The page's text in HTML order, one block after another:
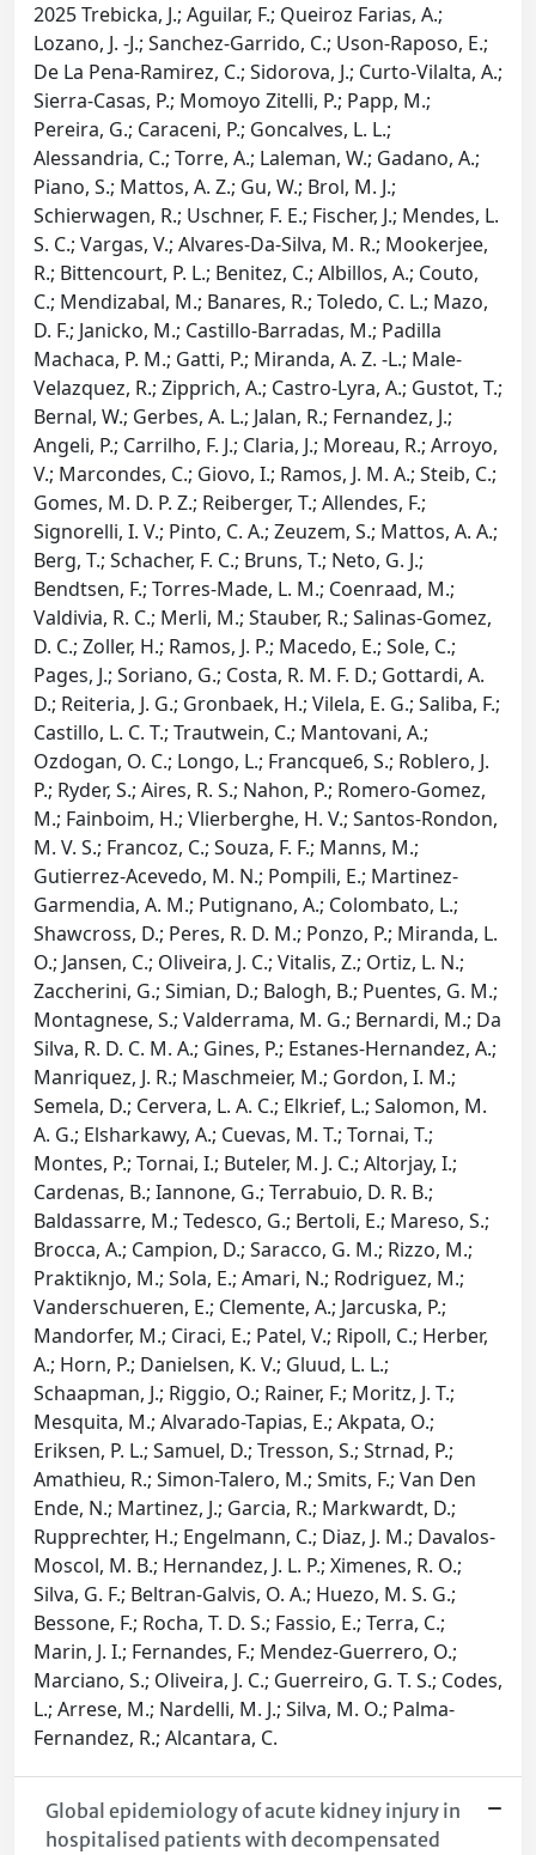
2025 Trebicka, J.; Aguilar, F.; Queiroz Farias, A.;
Lozano, J. -J.; Sanchez-Garrido, C.; Uson-Raposo, E.;
De La Pena-Ramirez, C.; Sidorova, J.; Curto-Vilalta, A.;
Sierra-Casas, P.; Momoyo Zitelli, P.; Papp, M.;
Pereira, G.; Caraceni, P.; Goncalves, L. L.;
Alessandria, C.; Torre, A.; Laleman, W.; Gadano, A.;
Piano, S.; Mattos, A. Z.; Gu, W.; Brol, M. J.;
Schierwagen, R.; Uschner, F. E.; Fischer, J.; Mendes, L.
S. C.; Vargas, V.; Alvares-Da-Silva, M. R.; Mookerjee,
R.; Bittencourt, P. L.; Benitez, C.; Albillos, A.; Couto,
C.; Mendizabal, M.; Banares, R.; Toledo, C. L.; Mazo,
D. F.; Janicko, M.; Castillo-Barradas, M.; Padilla
Machaca, P. M.; Gatti, P.; Miranda, A. Z. -L.; Male-
Velazquez, R.; Zipprich, A.; Castro-Lyra, A.; Gustot, T.;
Bernal, W.; Gerbes, A. L.; Jalan, R.; Fernandez, J.;
Angeli, P.; Carrilho, F. J.; Claria, J.; Moreau, R.; Arroyo,
V.; Marcondes, C.; Giovo, I.; Ramos, J. M. A.; Steib, C.;
Gomes, M. D. P. Z.; Reiberger, T.; Allendes, F.;
Signorelli, I. V.; Pinto, C. A.; Zeuzem, S.; Mattos, A. A.;
Berg, T.; Schacher, F. C.; Bruns, T.; Neto, G. J.;
Bendtsen, F.; Torres-Made, L. M.; Coenraad, M.;
Valdivia, R. C.; Merli, M.; Stauber, R.; Salinas-Gomez,
D. C.; Zoller, H.; Ramos, J. P.; Macedo, E.; Sole, C.;
Pages, J.; Soriano, G.; Costa, R. M. F. D.; Gottardi, A.
D.; Reiteria, J. G.; Gronbaek, H.; Vilela, E. G.; Saliba, F.;
Castillo, L. C. T.; Trautwein, C.; Mantovani, A.;
Ozdogan, O. C.; Longo, L.; Francque6, S.; Roblero, J.
P.; Ryder, S.; Aires, R. S.; Nahon, P.; Romero-Gomez,
M.; Fainboim, H.; Vlierberghe, H. V.; Santos-Rondon,
M. V. S.; Francoz, C.; Souza, F. F.; Manns, M.;
Gutierrez-Acevedo, M. N.; Pompili, E.; Martinez-
Garmendia, A. M.; Putignano, A.; Colombato, L.;
Shawcross, D.; Peres, R. D. M.; Ponzo, P.; Miranda, L.
O.; Jansen, C.; Oliveira, J. C.; Vitalis, Z.; Ortiz, L. N.;
Zaccherini, G.; Simian, D.; Balogh, B.; Puentes, G. M.;
Montagnese, S.; Valderrama, M. G.; Bernardi, M.; Da
Silva, R. D. C. M. A.; Gines, P.; Estanes-Hernandez, A.;
Manriquez, J. R.; Maschmeier, M.; Gordon, I. M.;
Semela, D.; Cervera, L. A. C.; Elkrief, L.; Salomon, M.
A. G.; Elsharkawy, A.; Cuevas, M. T.; Tornai, T.;
Montes, P.; Tornai, I.; Buteler, M. J. C.; Altorjay, I.;
Cardenas, B.; Iannone, G.; Terrabuio, D. R. B.;
Baldassarre, M.; Tedesco, G.; Bertoli, E.; Mareso, S.;
Brocca, A.; Campion, D.; Saracco, G. M.; Rizzo, M.;
Praktiknjo, M.; Sola, E.; Amari, N.; Rodriguez, M.;
Vanderschueren, E.; Clemente, A.; Jarcuska, P.;
Mandorfer, M.; Ciraci, E.; Patel, V.; Ripoll, C.; Herber,
A.; Horn, P.; Danielsen, K. V.; Gluud, L. L.;
Schaapman, J.; Riggio, O.; Rainer, F.; Moritz, J. T.;
Mesquita, M.; Alvarado-Tapias, E.; Akpata, O.;
Eriksen, P. L.; Samuel, D.; Tresson, S.; Strnad, P.;
Amathieu, R.; Simon-Talero, M.; Smits, F.; Van Den
Ende, N.; Martinez, J.; Garcia, R.; Markwardt, D.;
Rupprechter, H.; Engelmann, C.; Diaz, J. M.; Davalos-
Moscol, M. B.; Hernandez, J. L. P.; Ximenes, R. O.;
Silva, G. F.; Beltran-Galvis, O. A.; Huezo, M. S. G.;
Bessone, F.; Rocha, T. D. S.; Fassio, E.; Terra, C.;
Marin, J. I.; Fernandes, F.; Mendez-Guerrero, O.;
Marciano, S.; Oliveira, J. C.; Guerreiro, G. T. S.; Codes,
L.; Arrese, M.; Nardelli, M. J.; Silva, M. O.; Palma-
Fernandez, R.; Alcantara, C.
Global epidemiology of acute kidney injury in
hospitalised patients with decompensated